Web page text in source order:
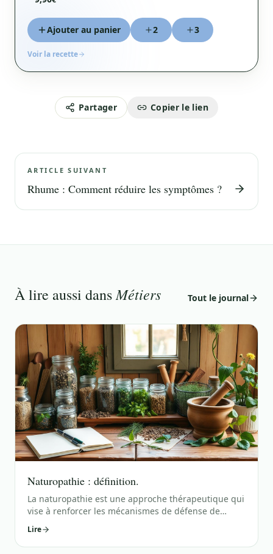
Ajouter au panier 2 3
Voir la recette
Partager Copier le lien
ARTICLE SUIVANT
Rhume : Comment réduire les symptômes ?
À lire aussi dansMétiers Tout le journal
Naturopathie : définition.
La naturopathie est une approche thérapeutique qui
vise à renforcer les mécanismes de défense de
l'organisme et à favoriser son auto-guérison grâce à
des méthodes naturelles. Ces méthodes peuvent
inclure l'alimentation, la phytothérapie (utilisation
Lire